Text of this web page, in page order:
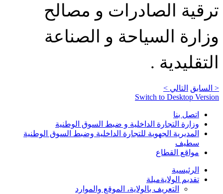
ترقية الصادرات و مصالح
وزارة السياحة و الصناعة
التقليدية .
< السابق التالي >
Switch to Desktop Version
اتصل بنا
وزارة التجارة الداخلية و ضبط السوق الوطنية
المديرية الجهوية للتجارة الداخلية وضبط السوق الوطنية
سطيف
مواقع القطاع
الرئيسية
تقديم الولايةميلة
التعريف بالولاية، الموقع والموارد